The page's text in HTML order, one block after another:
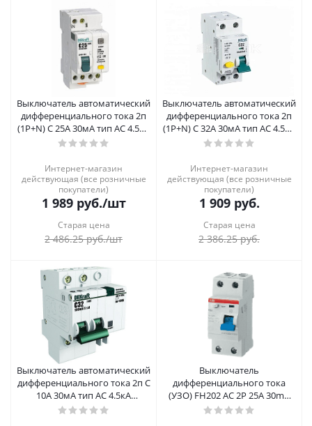
Выключатель автоматический
дифференциального тока 2п
(1P+N) C 25А 30мА тип AC 4.5кА
ДИФ-102 2мод. DEKraft
Интернет-магазин
действующая (все розничные
покупатели)
1 989руб./шт
Старая цена
2 486.25руб./шт
Выключатель автоматический
дифференциального тока 2п
(1P+N) C 32А 30мА тип AC 4.5кА
ДИФ-103NEW DEKraft
Интернет-магазин
действующая (все розничные
покупатели)
1 909руб.
Старая цена
2 386.25руб.
Выключатель автоматический
дифференциального тока 2п C
10А 30мА тип AC 4.5кА
ДИФ-101 4.5мод. DEKraft
Выключатель
дифференциального тока
(УЗО) FH202 AC 2P 25A 30mA
ABB